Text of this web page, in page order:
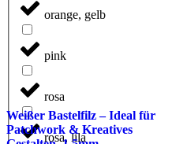
orange, gelb
pink
rosa
rosa, lila
Weißer Bastelfilz – Ideal für
Patchwork & Kreatives